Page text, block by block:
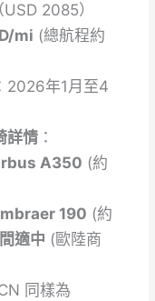
USD 2085）
mi (總航程約
2026年1月至4
詳情：
A350 (約
190 (約
適中 (歐陸商
同樣為